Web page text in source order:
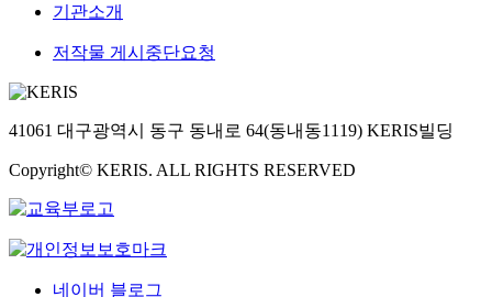
기관소개
저작물 게시중단요청
41061 대구광역시 동구 동내로 64(동내동1119) KERIS빌딩
Copyright© KERIS. ALL RIGHTS RESERVED
네이버 블로그